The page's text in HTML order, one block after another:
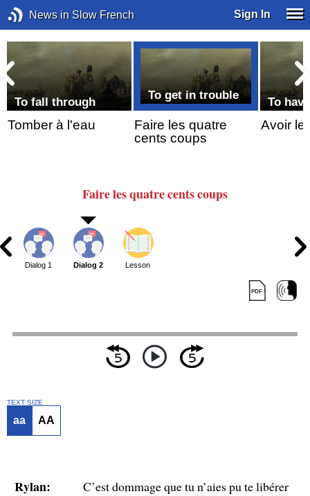
News in Slow French Sign In
To fall through
Tomber à l'eau
To get in trouble
Faire les quatre
cents coups
To
Avoir le
Faireles quatre centscoups
Dialog 1 Dialog 2 Lesson
TEXT SIZE
aa AA
Rylan:
C’est dommage que tu n’aies pu te libérer